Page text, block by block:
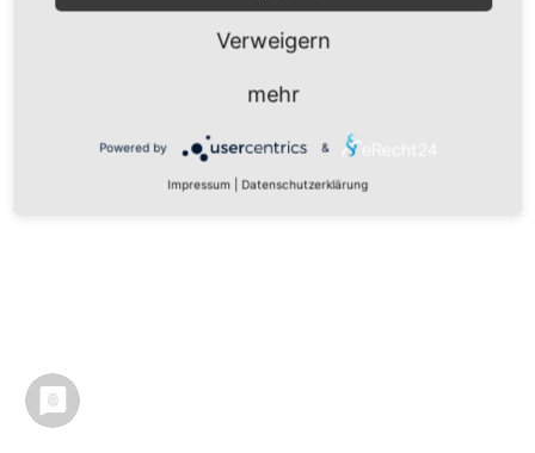
Verweigern
mehr
Powered by &
Impressum Datenschutzerklärung